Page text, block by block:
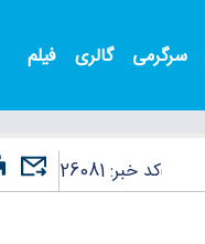
سرگرمی گالری فیلم
کد خبر:26081